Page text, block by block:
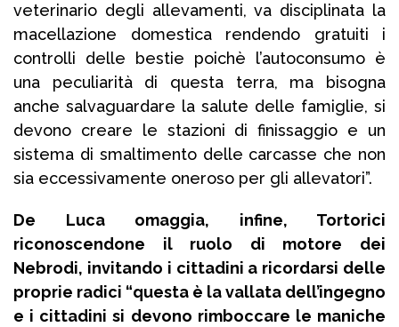
veterinario degli allevamenti, va disciplinata la
macellazione domestica rendendo gratuiti i
controlli delle bestie poichè l’autoconsumo è
una peculiarità di questa terra, ma bisogna
anche salvaguardare la salute delle famiglie, si
devono creare le stazioni di finissaggio e un
sistema di smaltimento delle carcasse che non
sia eccessivamente oneroso per gli allevatori”.
De Luca omaggia, infine, Tortorici
riconoscendone il ruolo di motore dei
Nebrodi, invitando i cittadini a ricordarsi delle
proprie radici “questa è la vallata dell’ingegno
e i cittadini si devono rimboccare le maniche